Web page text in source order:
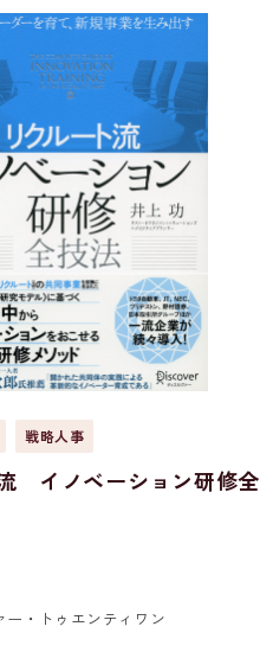
戦略人事
イノベーション研修全
ー・トゥエンティワン